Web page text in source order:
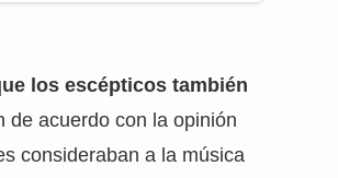
los escépticos también
de acuerdo con la opinión
consideraban a la música